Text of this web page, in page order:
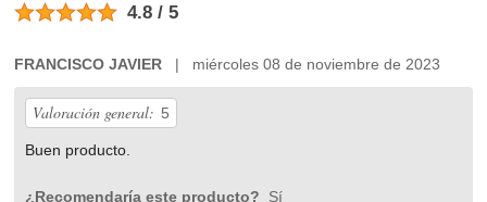
4.8 / 5
FRANCISCO JAVIER | miércoles 08 de noviembre de 2023
Valoración general: 5
Buen producto.
¿Recomendaría este producto? Sí